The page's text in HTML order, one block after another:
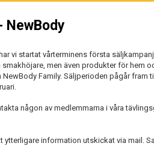
NewBody
vi startat vårterminens första
smakhöjare, men även produkter för hem
NewBody Family. Säljperioden pågår fram
någon av medlemmarna i våra
information utskickat via mail.